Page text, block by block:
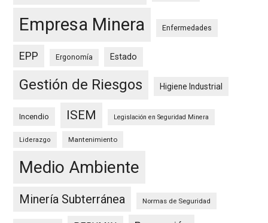
Empresa Minera Enfermedades
EPP Ergonomía Estado
Gestión de Riesgos Higiene Industrial
Incendio ISEM Legislación en Seguridad Minera
Liderazgo Mantenimiento
Medio Ambiente
Minería Subterránea Normas de Seguridad